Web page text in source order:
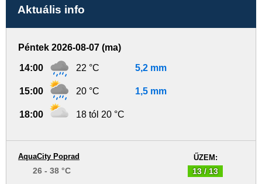
Aktuális info
Péntek 2026-08-07 (ma)
14:00 22 °C 5,2 mm
15:00 20 °C 1,5 mm
18:00 18 tól 20 °C
ŰZEM:
13 / 13
AquaCity Poprad
26 - 38 °C